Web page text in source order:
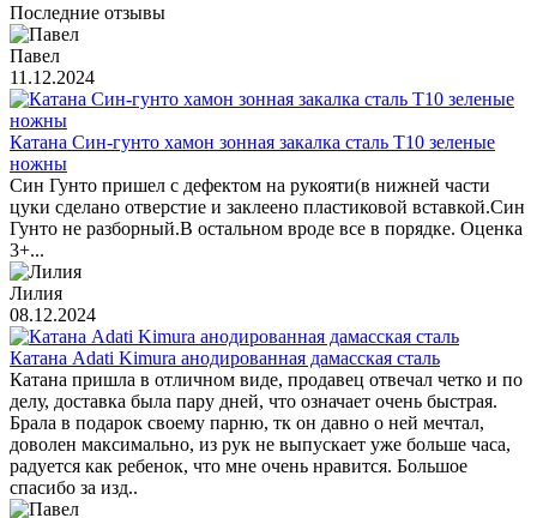
Последние отзывы
Павел
11.12.2024
Катана Син-гунто хамон зонная закалка сталь T10 зеленые
ножны
Син Гунто пришел с дефектом на рукояти(в нижней части
цуки сделано отверстие и заклеено пластиковой вставкой.Син
Гунто не разборный.В остальном вроде все в порядке. Оценка
3+...
Лилия
08.12.2024
Катана Adati Kimura анодированная дамасская сталь
Катана пришла в отличном виде, продавец отвечал четко и по
делу, доставка была пару дней, что означает очень быстрая.
Брала в подарок своему парню, тк он давно о ней мечтал,
доволен максимально, из рук не выпускает уже больше часа,
радуется как ребенок, что мне очень нравится. Большое
спасибо за изд..